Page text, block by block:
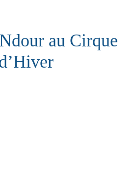
au Cirque